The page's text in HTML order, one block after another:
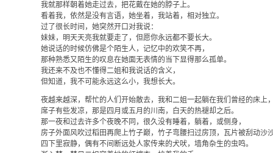
我就那样朝着她走过去，把花戴在她的脖子上。
看着我，依然是没有言语，她坐着，我站着，相对独立。
过了很长时间，她突然开口对我说：
妹妹，明天天亮我就要走了，但愿你永远都不要长大。
她说话的时候仿佛是个陌生人，记忆中的欢笑不再，
那种熟悉又陌生的叹息在她面无表情的当下显得那么孤单。
我还来不及也不懂得二姐和我说话的含义，
但知道，我不可能永远这么小，我想长大。
夜越来越深，帮忙的人们开始散去，我和二姐一起躺在我们曾经的床上，
席子有些发凉，那是四月或五月的川南，白天的热褪却之后。
那一夜和过去许多个夜晚不同，很久没有睡着，躺着，或侧身，
房子外面风吹过稻田再爬上竹子巅，竹子弯腰扫过房顶，瓦片被刮动沙沙
四下里寂静，偶有不间断远处人家传来的犬吠，墙角杂生的虫鸣。